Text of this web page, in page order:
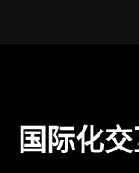
国际化